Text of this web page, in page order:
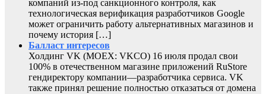
компаний из-под санкционного контроля, как
технологическая верификация разработчиков Google
может ограничить работу альтернативных магазинов и
почему история […]
Балласт интересов
Холдинг VK (MOEX: VKCO) 16 июля продал свои
100% в отечественном магазине приложений RuStore
гендиректору компании—разработчика сервиса. VK
также принял решение полностью отказаться от домена